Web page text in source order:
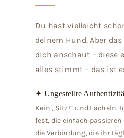
Du hast vielleicht
deinem Hund. Aber
dich anschaut – diese
alles stimmt – das ist
✦ Ungestellte
Kein „Sitz!“ und Lächeln.
fest, die einfach passieren
die Verbindung, die ihr